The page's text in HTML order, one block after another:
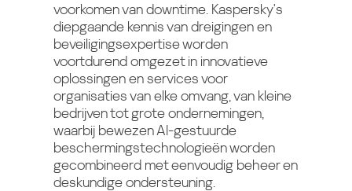
voorkomen van downtime. Kaspersky's
diepgaande kennis van dreigingen en
beveiligingsexpertise worden
voortdurend omgezet in innovatieve
oplossingen en services voor
organisaties van elke omvang, van kleine
bedrijven tot grote ondernemingen,
waarbij bewezen AI-gestuurde
beschermingstechnologieën worden
gecombineerd met eenvoudig beheer en
deskundige ondersteuning.